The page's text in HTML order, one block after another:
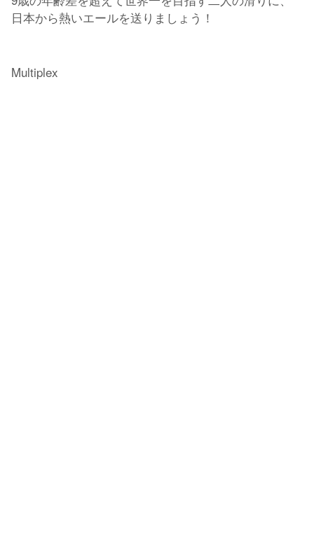
日本から熱いエールを送りましょう！
Multiplex